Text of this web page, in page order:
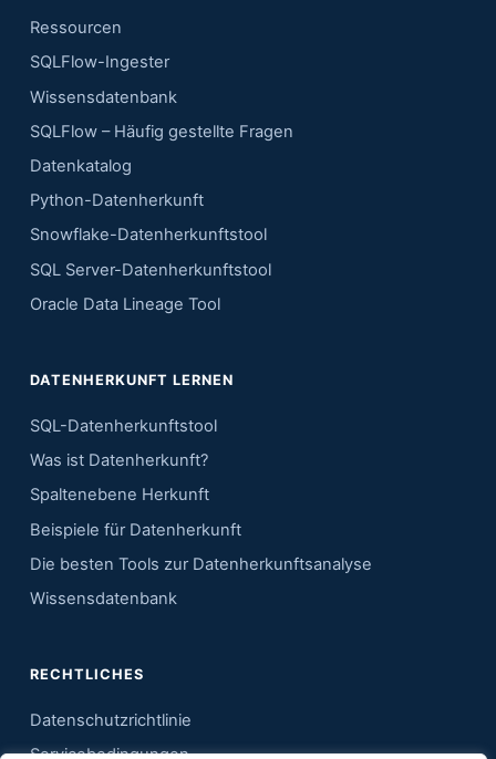
Ressourcen
SQLFlow-Ingester
Wissensdatenbank
SQLFlow – Häufig gestellte Fragen
Datenkatalog
Python-Datenherkunft
Snowflake-Datenherkunftstool
SQL Server-Datenherkunftstool
Oracle Data Lineage Tool
DATENHERKUNFT LERNEN
SQL-Datenherkunftstool
Was ist Datenherkunft?
Spaltenebene Herkunft
Beispiele für Datenherkunft
Die besten Tools zur Datenherkunftsanalyse
Wissensdatenbank
RECHTLICHES
Datenschutzrichtlinie
Servicebedingungen